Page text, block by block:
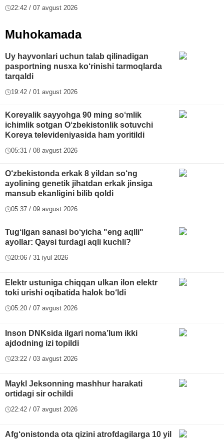
22:42 / 07 avgust 2026
Muhokamada
Uy hayvonlari uchun talab qilinadigan
pasportning nusxa ko‘rinishi tarmoqlarda
tarqaldi
19:42 / 01 avgust 2026
Koreyalik sayyohga 90 ming so‘mlik
ichimlik sotgan O‘zbekistonlik sotuvchi
Koreya televideniyasida ham yoritildi
05:31 / 08 avgust 2026
O‘zbekistonda erkak 8 yildan so‘ng
ayolining genetik jihatdan erkak jinsiga
mansub ekanligini bilib qoldi
05:37 / 09 avgust 2026
Tug‘ilgan sanasi bo‘yicha "eng aqlli"
ayollar: Qaysi turdagi aqli kuchli?
20:06 / 31 iyul 2026
Elektr ustuniga chiqqan ulkan ilon elektr
toki urishi oqibatida halok bo‘ldi
05:20 / 07 avgust 2026
Inson DNKsida ilgari noma’lum ikki
ajdodning izi topildi
23:22 / 03 avgust 2026
Maykl Jeksonning mashhur harakati
ortidagi sir ochildi
22:42 / 07 avgust 2026
Afg‘onistonda ota qizini atrofdagilarga 10 yil